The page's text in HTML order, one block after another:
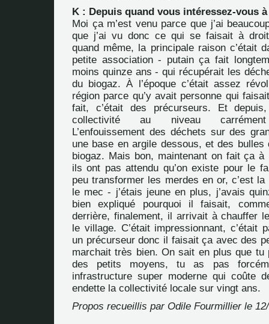
K : Depuis quand vous intéressez-vous
Moi ça m’est venu parce que j’ai
que j’ai vu donc ce qui se faisait à
quand même, la principale raison c’était
petite association - putain ça fait
moins quinze ans - qui récupérait les
du biogaz. À l’époque c’était assez
région parce qu’y avait personne qui
fait, c’était des précurseurs. Et
collectivité au niveau carrément
L’enfouissement des déchets sur des
une base en argile dessous, et des bulles
biogaz. Mais bon, maintenant on fait ça
ils ont pas attendu qu’on existe pour le
peu transformer les merdes en or, c’est
le mec - j’étais jeune en plus, j’avais
bien expliqué pourquoi il faisait,
derrière, finalement, il arrivait à chauffer
le village. C’était impressionnant, c’était
un précurseur donc il faisait ça avec des
marchait très bien. On sait en plus que tu
des petits moyens, tu as pas
infrastructure super moderne qui coûte
endette la collectivité locale sur vingt ans.
Propos recueillis par Odile Fourmillier le